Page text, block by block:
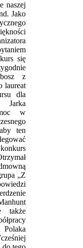
naszej
Jako
się
z
laureat
dla
Jarka
w
ten
„Z
także
Polaka